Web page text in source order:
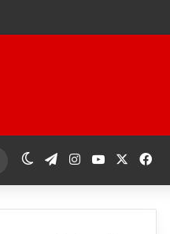
فیس بوکیوتیوباینستاگرام
تلگرام